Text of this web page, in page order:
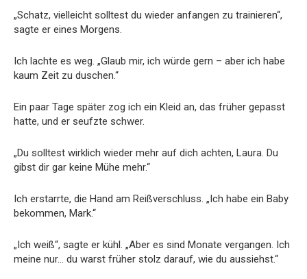
„Schatz, vielleicht solltest du wieder anfangen zu trainieren“,
sagte er eines Morgens.
Ich lachte es weg. „Glaub mir, ich würde gern – aber ich habe
kaum Zeit zu duschen.“
Ein paar Tage später zog ich ein Kleid an, das früher gepasst
hatte, und er seufzte schwer.
„Du solltest wirklich wieder mehr auf dich achten, Laura. Du
gibst dir gar keine Mühe mehr.“
Ich erstarrte, die Hand am Reißverschluss. „Ich habe ein Baby
bekommen, Mark.“
„Ich weiß“, sagte er kühl. „Aber es sind Monate vergangen. Ich
meine nur… du warst früher stolz darauf, wie du aussiehst.“